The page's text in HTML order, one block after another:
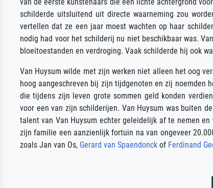
schilderde uitsluitend uit directe waarneming zou
vertellen dat ze een jaar moest wachten op haar
nodig had voor het schilderij nu niet beschikbaar was.
bloeitoestanden en verdroging. Vaak schilderde hij ook
Van Huysum wilde met zijn werken niet alleen het oog
hoog aangeschreven bij zijn tijdgenoten en zij noemden
die tijdens zijn leven grote sommen geld konden
voor een van zijn schilderijen. Van Huysum was buiten
talent van Van Huysum echter geleidelijk af te nemen
zijn familie een aanzienlijk fortuin na van ongeveer
zoals Jan van Os, Gerard van Spaendonck of Ferdinand